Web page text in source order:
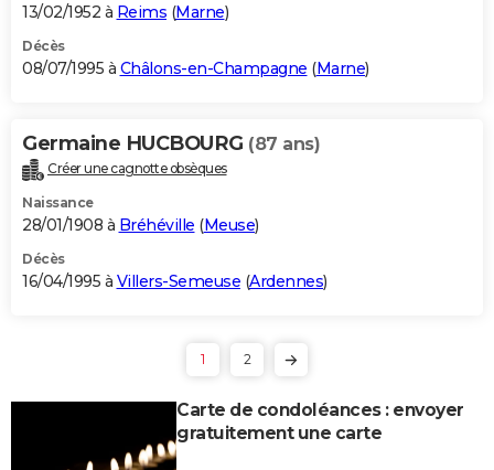
13/02/1952 à Reims (Marne)
Décès
08/07/1995 à Châlons-en-Champagne (Marne)
Germaine HUCBOURG (87 ans)
Créer une cagnotte obsèques
Naissance
28/01/1908 à Bréhéville (Meuse)
Décès
16/04/1995 à Villers-Semeuse (Ardennes)
1 2
Carte de condoléances : envoyer
gratuitement une carte